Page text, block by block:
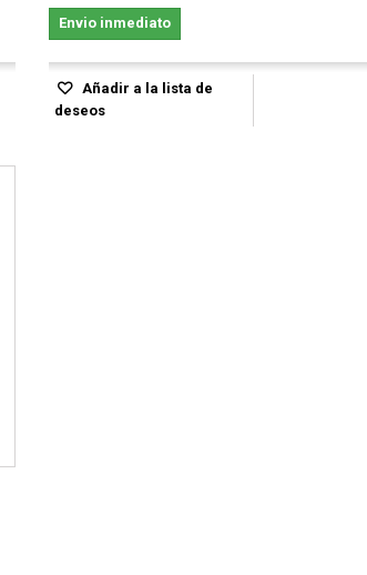
Envio inmediato
Añadir a la lista de
deseos